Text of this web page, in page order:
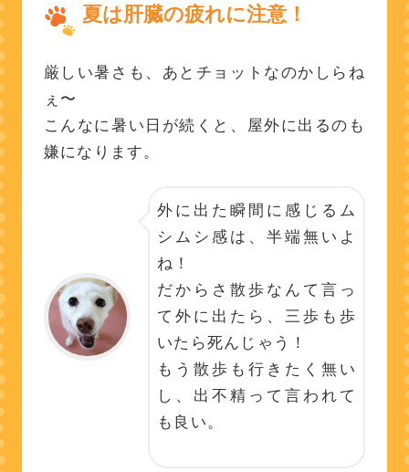
夏は肝臓の疲れに注意！
厳しい暑さも、あとチョットなのかしらね
ぇ〜
こんなに暑い日が続くと、屋外に出るのも
嫌になります。
外に出た瞬間に感じるム
シムシ感は、半端無いよ
ね！
だからさ散歩なんて言っ
て外に出たら、三歩も歩
いたら死んじゃう！
もう散歩も行きたく無い
し、出不精って言われて
も良い。